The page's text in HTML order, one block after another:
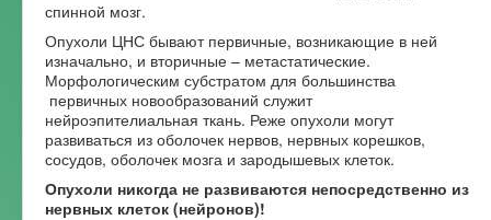
спинной мозг.
Опухоли ЦНС бывают первичные, возникающие в ней
изначально, и вторичные – метастатические.
Морфологическим субстратом для большинства
первичных новообразований служит
нейроэпителиальная ткань. Реже опухоли могут
развиваться из оболочек нервов, нервных корешков,
сосудов, оболочек мозга и зародышевых клеток.
Опухоли никогда не развиваются непосредственно из
нервных клеток (нейронов)!